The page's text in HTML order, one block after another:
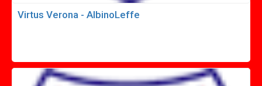
Virtus Verona - AlbinoLeffe